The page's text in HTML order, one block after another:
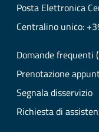
Posta Elettronica
Centralino unico:
Domande frequenti
Prenotazione
Segnala disservizio
Richiesta di